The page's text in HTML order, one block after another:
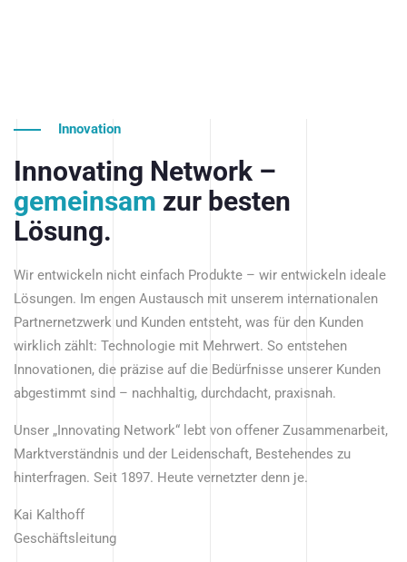
Innovation
Innovating Network –
gemeinsam zur besten
Lösung.
Wir entwickeln nicht einfach Produkte – wir entwickeln ideale
Lösungen. Im engen Austausch mit unserem internationalen
Partnernetzwerk und Kunden entsteht, was für den Kunden
wirklich zählt: Technologie mit Mehrwert. So entstehen
Innovationen, die präzise auf die Bedürfnisse unserer Kunden
abgestimmt sind – nachhaltig, durchdacht, praxisnah.
Unser „Innovating Network“ lebt von offener Zusammenarbeit,
Marktverständnis und der Leidenschaft, Bestehendes zu
hinterfragen. Seit 1897. Heute vernetzter denn je.
Kai Kalthoff
Geschäftsleitung